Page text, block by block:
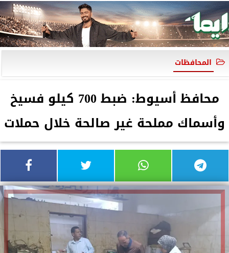
المحافظات
محافظ أسيوط: ضبط 700 كيلو فسيخ
وأسماك مملحة غير صالحة خلال حملات